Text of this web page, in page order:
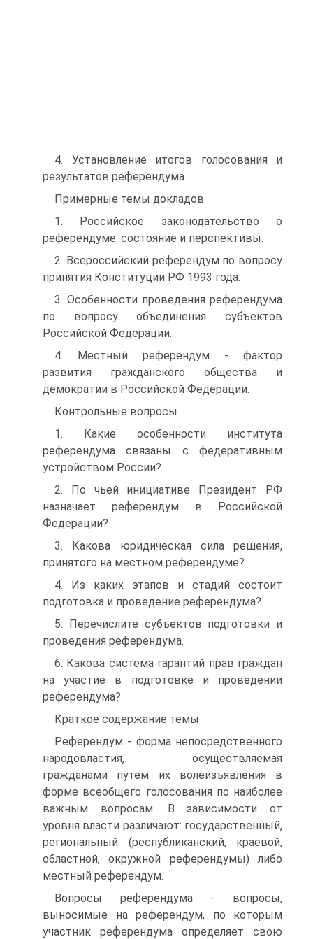
4. Установление итогов голосования и
результатов референдума.
Примерные темы докладов
1. Российское законодательство о
референдуме: состояние и перспективы.
2. Всероссийский референдум по вопросу
принятия Конституции РФ 1993 года.
3. Особенности проведения референдума
по вопросу объединения субъектов
Российской Федерации.
4. Местный референдум - фактор
развития гражданского общества и
демократии в Российской Федерации.
Контрольные вопросы
1. Какие особенности института
референдума связаны с федеративным
устройством России?
2. По чьей инициативе Президент РФ
назначает референдум в Российской
Федерации?
3. Какова юридическая сила решения,
принятого на местном референдуме?
4. Из каких этапов и стадий состоит
подготовка и проведение референдума?
5. Перечислите субъектов подготовки и
проведения референдума.
6. Какова система гарантий прав граждан
на участие в подготовке и проведении
референдума?
Краткое содержание темы
Референдум - форма непосредственного
народовластия, осуществляемая
гражданами путем их волеизъявления в
форме всеобщего голосования по наиболее
важным вопросам. В зависимости от
уровня власти различают: государственный,
региональный (республиканский, краевой,
областной, окружной референдумы) либо
местный референдум.
Вопросы референдума - вопросы,
выносимые на референдум, по которым
участник референдума определяет свою